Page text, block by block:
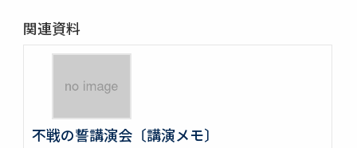
関連資料
不戦の誓講演会〔講演メモ〕